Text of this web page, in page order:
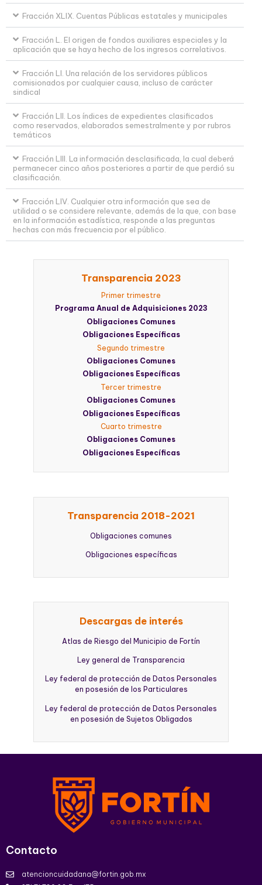
Fracción XLIX. Cuentas Públicas estatales y municipales
Fracción L. El origen de fondos auxiliares especiales y la
aplicación que se haya hecho de los ingresos correlativos.
Fracción LI. Una relación de los servidores públicos
comisionados por cualquier causa, incluso de carácter
sindical
Fracción LII. Los índices de expedientes clasificados
como reservados, elaborados semestralmente y por rubros
temáticos
Fracción LIII. La información desclasificada, la cual deberá
permanecer cinco años posteriores a partir de que perdió su
clasificación.
Fracción LIV. Cualquier otra información que sea de
utilidad o se considere relevante, además de la que, con base
en la información estadística, responde a las preguntas
hechas con más frecuencia por el público.
Transparencia 2023
Primer trimestre
Programa Anual de Adquisiciones 2023
Obligaciones Comunes
Obligaciones Específicas
Segundo trimestre
Obligaciones Comunes
Obligaciones Específicas
Tercer trimestre
Obligaciones Comunes
Obligaciones Específicas
Cuarto trimestre
Obligaciones Comunes
Obligaciones Específicas
Transparencia 2018-2021
Obligaciones comunes
Obligaciones específicas
Descargas de interés
Atlas de Riesgo del Municipio de Fortín
Ley general de Transparencia
Ley federal de protección de Datos Personales
en posesión de los Particulares
Ley federal de protección de Datos Personales
en posesión de Sujetos Obligados
Contacto
atencioncuidadana@fortin.gob.mx